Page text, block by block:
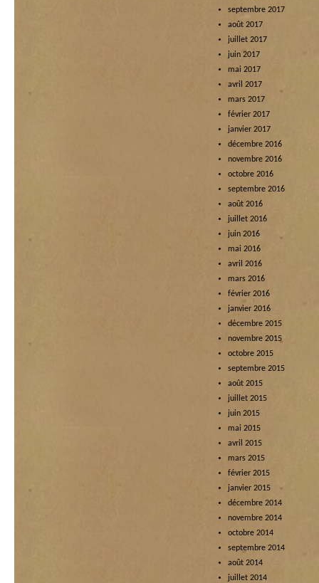
septembre 2017
août 2017
juillet 2017
juin 2017
mai 2017
avril 2017
mars 2017
février 2017
janvier 2017
décembre 2016
novembre 2016
octobre 2016
septembre 2016
août 2016
juillet 2016
juin 2016
mai 2016
avril 2016
mars 2016
février 2016
janvier 2016
décembre 2015
novembre 2015
octobre 2015
septembre 2015
août 2015
juillet 2015
juin 2015
mai 2015
avril 2015
mars 2015
février 2015
janvier 2015
décembre 2014
novembre 2014
octobre 2014
septembre 2014
août 2014
juillet 2014